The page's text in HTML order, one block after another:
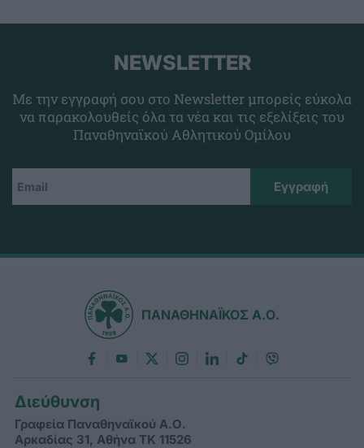
NEWSLETTER
Με την εγγραφή σου στο Newsletter μπορείς εύκολα
να παρακολουθείς όλα τα νέα και τις εξελίξεις του
Παναθηναϊκού Αθλητικού Ομίλου
ΠΑΝΑΘΗΝΑΪΚΟΣ Α.Ο.
Διεύθυνση
Γραφεία Παναθηναϊκού Α.Ο.
Αρκαδίας 31, Αθήνα ΤΚ 11526